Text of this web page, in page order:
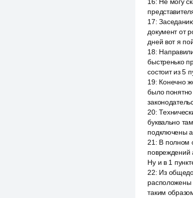
17:
документ от
дней вот я
18:
быстренько
состоит из 5
19: Конечно
было понятно
20:
буквально
подключены
21 : В полном
повреждений
Ну и в 1
22: Из
расположены
таким